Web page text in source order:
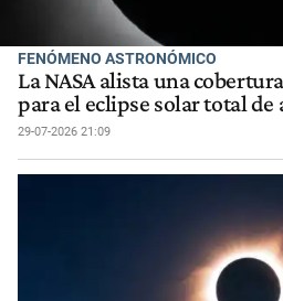
FENÓMENO ASTRONÓMICO
La NASA alista una
para el eclipse solar total de
29-07-2026 21:09